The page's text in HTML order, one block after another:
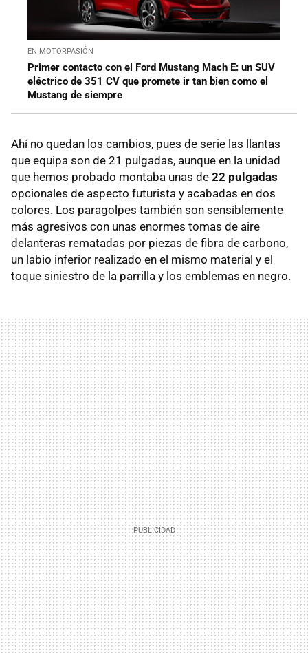
EN MOTORPASIÓN
Primer contacto con el Ford Mustang Mach E: un SUV
eléctrico de 351 CV que promete ir tan bien como el
Mustang de siempre
Ahí no quedan los cambios, pues de serie las llantas
que equipa son de 21 pulgadas, aunque en la unidad
que hemos probado montaba unas de 22 pulgadas
opcionales de aspecto futurista y acabadas en dos
colores. Los paragolpes también son sensíblemente
más agresivos con unas enormes tomas de aire
delanteras rematadas por piezas de fibra de carbono,
un labio inferior realizado en el mismo material y el
toque siniestro de la parrilla y los emblemas en negro.